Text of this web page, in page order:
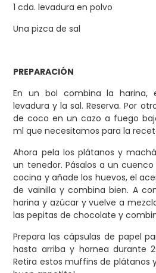
1 cda. levadura en polvo
Una pizca de sal
PREPARACIÓN
En un bol combina la harina,
levadura y la sal. Reserva. Por
de coco en un cazo a fuego
ml que necesitamos para la
Ahora pela los plátanos y
un tenedor. Pásalos a un
cocina y añade los huevos, el
de vainilla y combina bien. A
harina y azúcar y vuelve a
las pepitas de chocolate y
Prepara las cápsulas de papel
hasta arriba y hornea durante
Retira estos muffins de plátanos